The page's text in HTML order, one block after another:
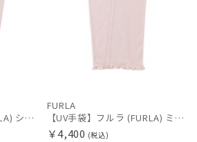
【UV手袋】フルラ (FURLA) ショート ＵＶ手袋 フリル 指無し
FURLA
【UV手袋】フルラ (FURLA) ミディアム ＵＶ手袋 フリル 指無し
￥4,400 (税込)